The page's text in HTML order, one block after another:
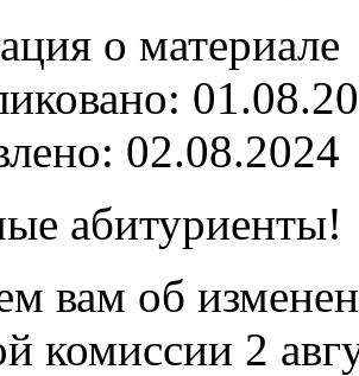
о материале
02.08.2024
абитуриенты!
вам об
комиссии 2